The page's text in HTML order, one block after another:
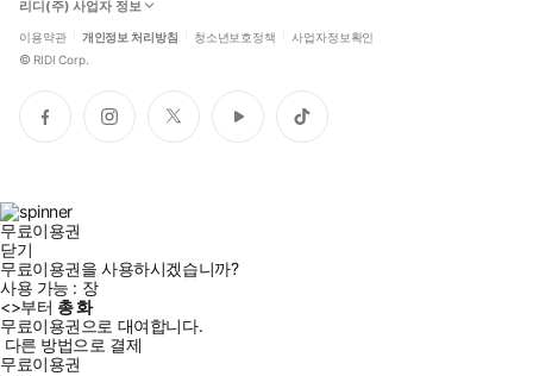
리디(주) 사업자 정보
이용약관 개인정보 처리방침 청소년보호정책 사업자정보확인
© RIDI Corp.
페
이
인
스
트
위
유
튜
틱
톡
무료이용권
닫기
무료이용권을 사용하시겠습니까?
사용 가능 : 장
<>부터 총화
무료이용권으로 대여합니다.
다른 방법으로 결제
무료이용권